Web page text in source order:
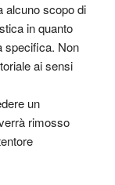
alcuno scopo di
in quanto
specifica. Non
ai sensi
un
rimosso